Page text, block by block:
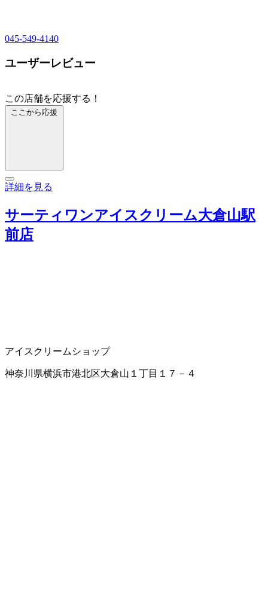
045-549-4140
ユーザーレビュー
この店舗を応援する！
ここから応援
詳細を見る
サーティワンアイスクリーム大倉山駅
前店
アイスクリームショップ
神奈川県横浜市港北区大倉山１丁目１７－４